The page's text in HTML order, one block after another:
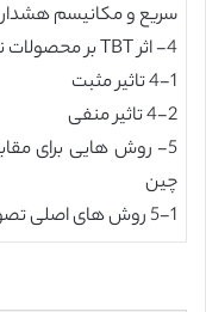
سریع و مکانیسم
4- اثر TBT بر محصولات نساجی چین
4-1 تاثیر مثبت
4-2 تاثیر منفی
چین
5-1 روش های اصلی تصویب شده توسط دولت